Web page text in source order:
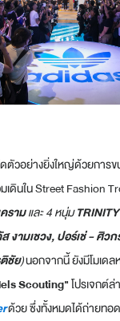
ตัวอย่างยิ่งใหญ่ด้วยการข
เดินใน Street Fashion
รามและ 4 หนุ่มTRINITY
งามเชวง, ปอร์เช่ - ศิว
ชัย)นอกจากนี้ ยังมีโมเด
Scouting"โปรเจกต์
ด้วย ซึ่งทั้งหมดได้ถ่ายทอ